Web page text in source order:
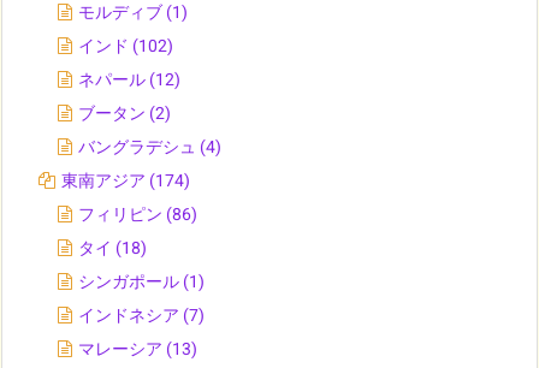
モルディブ (1)
インド (102)
ネパール (12)
ブータン (2)
バングラデシュ (4)
東南アジア (174)
フィリピン (86)
タイ (18)
シンガポール (1)
インドネシア (7)
マレーシア (13)